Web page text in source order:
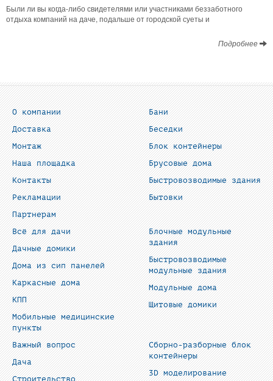
Были ли вы когда-либо свидетелями или участниками беззаботного
отдыха компаний на даче, подальше от городской суеты и
Подробнее
О компании
Доставка
Монтаж
Наша площадка
Контакты
Рекламации
Партнерам
Бани
Беседки
Блок контейнеры
Брусовые дома
Быстровозводимые здания
Бытовки
Всё для дачи
Дачные домики
Дома из сип панелей
Каркасные дома
КПП
Мобильные медицинские
пункты
Блочные модульные
здания
Быстровозводимые
модульные здания
Модульные дома
Щитовые домики
Важный вопрос
Дача
Сборно-разборные блок
контейнеры
3D моделирование